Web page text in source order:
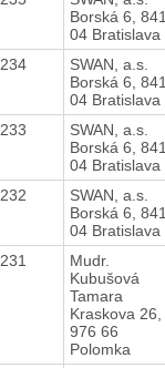
Borská 6, 841
04 Bratislava
SWAN, a.s.
Borská 6, 841
04 Bratislava
SWAN, a.s.
Borská 6, 841
04 Bratislava
SWAN, a.s.
Borská 6, 841
04 Bratislava
Mudr.
Kubušová
Tamara
Kraskova 26,
976 66
Polomka